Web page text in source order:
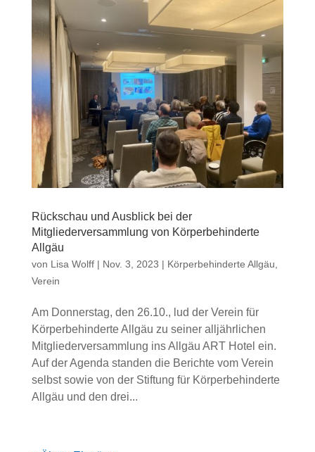
Rückschau und Ausblick bei der
Mitgliederversammlung von Körperbehinderte
Allgäu
von Lisa Wolff| Nov. 3, 2023 | Körperbehinderte Allgäu
Verein
Am Donnerstag, den 26.10., lud der Verein für
Körperbehinderte Allgäu zu seiner alljährlichen
Mitgliederversammlung ins Allgäu ART Hotel ein.
Auf der Agenda standen die Berichte vom Verein
selbst sowie von der Stiftung für Körperbehinderte
Allgäu und den drei...